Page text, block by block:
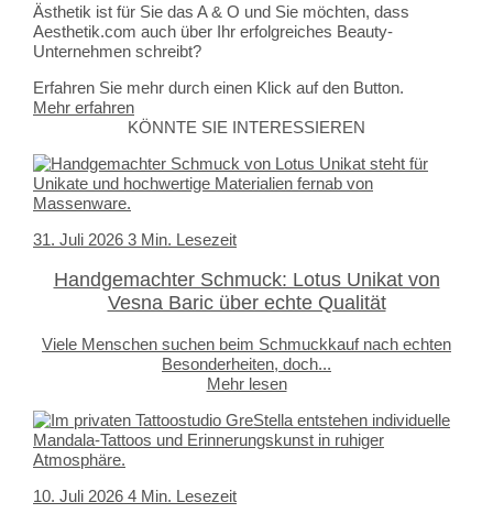
Ästhetik ist für Sie das A & O und Sie möchten, dass
Aesthetik.com auch über Ihr erfolgreiches Beauty-
Unternehmen schreibt?
Erfahren Sie mehr durch einen Klick auf den Button.
Mehr erfahren
KÖNNTE SIE INTERESSIEREN
31. Juli 2026 3 Min. Lesezeit
Handgemachter Schmuck: Lotus Unikat von
Vesna Baric über echte Qualität
Viele Menschen suchen beim Schmuckkauf nach echten
Besonderheiten, doch...
Mehr lesen
10. Juli 2026 4 Min. Lesezeit